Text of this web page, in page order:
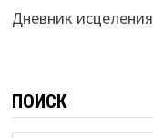
Дневник исцеления
ПОИСК